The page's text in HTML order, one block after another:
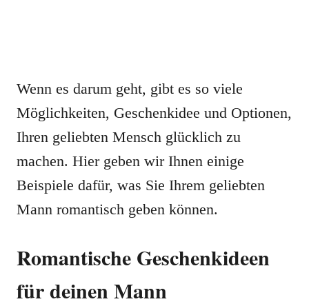
Wenn es darum geht, gibt es so viele
Möglichkeiten, Geschenkidee und Optionen,
Ihren geliebten Mensch glücklich zu
machen. Hier geben wir Ihnen einige
Beispiele dafür, was Sie Ihrem geliebten
Mann romantisch geben können.
Romantische Geschenkideen
für deinen Mann